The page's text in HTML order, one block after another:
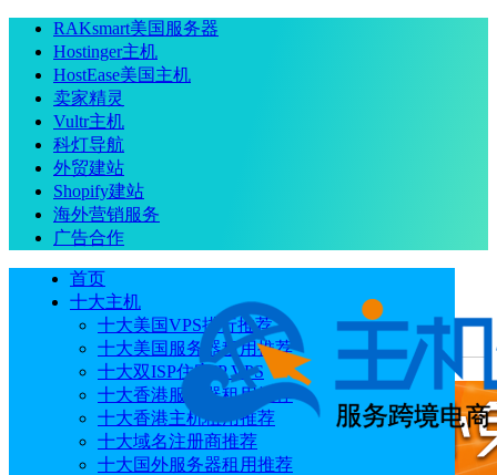
RAKsmart美国服务器
Hostinger主机
HostEase美国主机
卖家精灵
Vultr主机
科灯导航
外贸建站
Shopify建站
海外营销服务
广告合作
首页
十大主机
十大美国VPS排行推荐
十大美国服务器租用推荐
十大双ISP住宅IP VPS
十大香港服务器租用推荐
十大香港主机租用推荐
十大域名注册商推荐
十大国外服务器租用推荐
当前位置：首页 常见问题 免费域名解析网站有哪些